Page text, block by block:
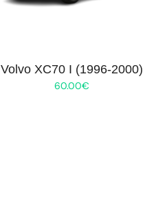
Volvo XC70 I (1996-2000)
60.00€